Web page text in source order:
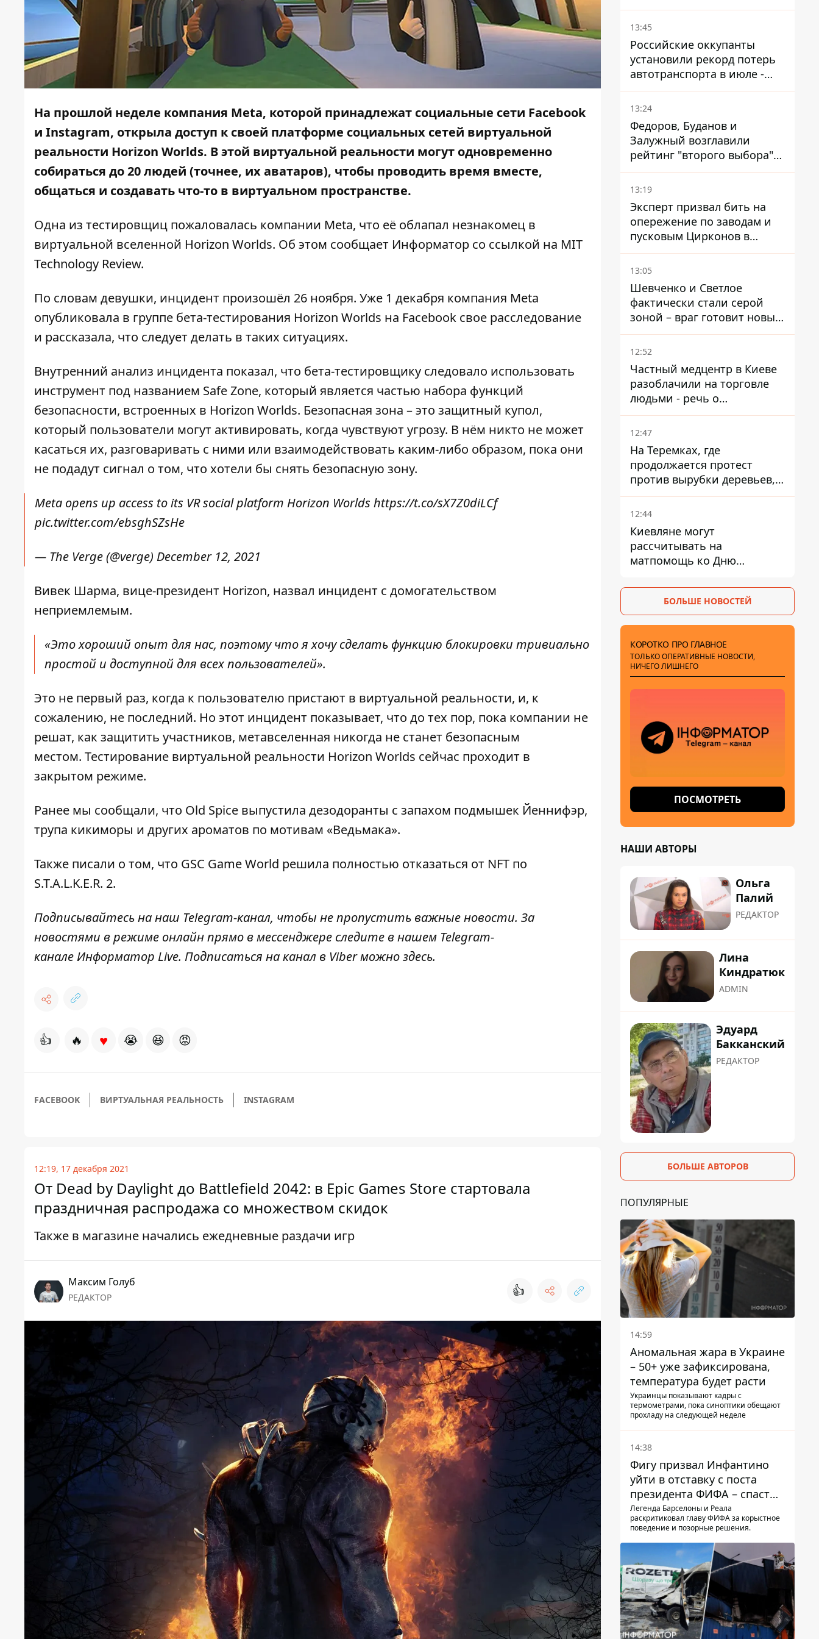
На прошлой неделе компания Meta, которой принадлежат социальные сети Facebook
и Instagram, открыла доступ к своей платформе социальных сетей виртуальной
реальности Horizon Worlds. В этой виртуальной реальности могут одновременно
собираться до 20 людей (точнее, их аватаров), чтобы проводить время вместе,
общаться и создавать что-то в виртуальном пространстве.
Одна из тестировщиц пожаловалась компании Meta, что её облапал незнакомец в
виртуальной вселенной Horizon Worlds. Об этом сообщает Информатор со ссылкой на MIT
Technology Review.
По словам девушки, инцидент произошёл 26 ноября. Уже 1 декабря компания Meta
опубликовала в группе бета-тестирования Horizon Worlds на Facebook свое расследование
и рассказала, что следует делать в таких ситуациях.
Внутренний анализ инцидента показал, что бета-тестировщику следовало использовать
инструмент под названием Safe Zone, который является частью набора функций
безопасности, встроенных в Horizon Worlds. Безопасная зона – это защитный купол,
который пользователи могут активировать, когда чувствуют угрозу. В нём никто не может
касаться их, разговаривать с ними или взаимодействовать каким-либо образом, пока они
не подадут сигнал о том, что хотели бы снять безопасную зону.
Meta opens up access to its VR social platform Horizon Worlds https://t.co/sX7Z0diLCf
pic.twitter.com/ebsghSZsHe
— The Verge (@verge) December 12, 2021
Вивек Шарма, вице-президент Horizon, назвал инцидент с домогательством
неприемлемым.
«Это хороший опыт для нас, поэтому что я хочу сделать функцию блокировки тривиально
простой и доступной для всех пользователей».
Это не первый раз, когда к пользователю пристают в виртуальной реальности, и, к
сожалению, не последний. Но этот инцидент показывает, что до тех пор, пока компании не
решат, как защитить участников, метавселенная никогда не станет безопасным
местом. Тестирование виртуальной реальности Horizon Worlds сейчас проходит в
закрытом режиме.
Ранее мы сообщали, что Old Spice выпустила дезодоранты с запахом подмышек Йеннифэр,
трупа кикиморы и других ароматов по мотивам «Ведьмака».
Также писали о том, что GSC Game World решила полностью отказаться от NFT по
S.T.A.L.K.E.R. 2.
Подписывайтесь на наш Telegram-канал, чтобы не пропустить важные новости. За
новостями в режиме онлайн прямо в мессенджере следите в нашем Telegram-
канале Информатор Live. Подписаться на канал в Viber можноздесь.
👍 🔥 ♥ 😭 😆 😡
FACEBOOK ВИРТУАЛЬНАЯ РЕАЛЬНОСТЬ INSTAGRAM
12:19, 17 декабря 2021
От Dead by Daylight до Battlefield 2042: в Epic Games Store стартовала
праздничная распродажа со множеством скидок
Также в магазине начались ежедневные раздачи игр
Максим Голуб
РЕДАКТОР 👍
настоящее назначение
новой гомельской бригады
13:45
Российские оккупанты
установили рекорд потерь
автотранспорта в июле -
почти 14 тысяч единиц
13:24
Федоров, Буданов и
Залужный возглавили
рейтинг "второго выбора"
украинцев - опрос показал
альтернативные симпатии
13:19
Эксперт призвал бить на
опережение по заводам и
пусковым Цирконов в
России
13:05
Шевченко и Светлое
фактически стали серой
зоной – враг готовит новые
атаки на Добропольском
направлении
12:52
Частный медцентр в Киеве
разоблачили на торговле
людьми - речь о
суррогатном материнстве
12:47
На Теремках, где
продолжается протест
против вырубки деревьев,
произошла стычка со
спецназом полиции
12:44
Киевляне могут
рассчитывать на
матпомощь ко Дню
дадут
БОЛЬШЕ НОВОСТЕЙ
КОРОТКО ПРО ГЛАВНОЕ
ТОЛЬКО ОПЕРАТИВНЫЕ НОВОСТИ,
НИЧЕГО ЛИШНЕГО
ПОСМОТРЕТЬ
НАШИ АВТОРЫ
Ольга
Палий
РЕДАКТОР
Лина
Киндратюк
ADMIN
Эдуард
Бакканский
РЕДАКТОР
БОЛЬШЕ АВТОРОВ
ПОПУЛЯРНЫЕ
14:59
Аномальная жара в Украине
– 50+ уже зафиксирована,
температура будет расти
Украинцы показывают кадры с
термометрами, пока синоптики обещают
прохладу на следующей неделе
14:38
Фигу призвал Инфантино
уйти в отставку с поста
президента ФИФА – спасти
футбол еще не поздно
Легенда Барселоны и Реала
раскритиковал главу ФИФА за корыстное
поведение и позорные решения.